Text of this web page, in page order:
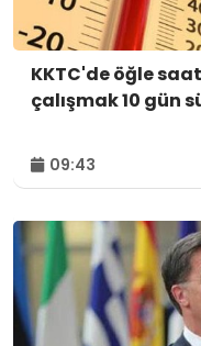
KKTC'de öğle
çalışmak 10 gün
09:43